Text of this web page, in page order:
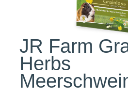
JR Farm
Herbs